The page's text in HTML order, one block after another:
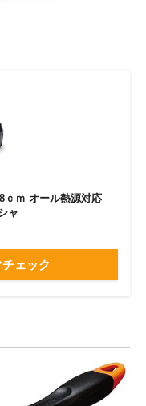
ｃｍ オール熱源対応
ャ
ェック